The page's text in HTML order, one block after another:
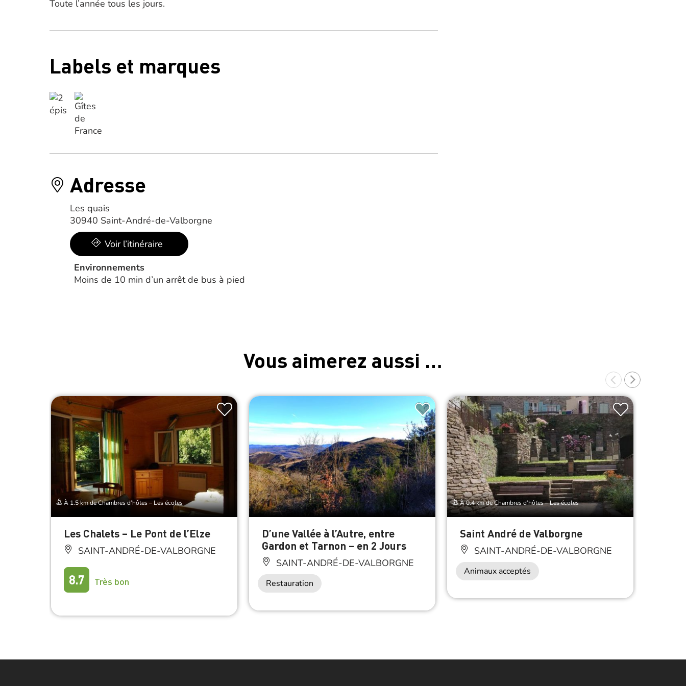
Toute l’année tous les jours.
Labels et marques
Adresse
Les quais
30940 Saint-André-de-Valborgne
Voir l’itinéraire
Environnements
Moins de 10 min d’un arrêt de bus à pied
Vous aimerez aussi …
À 1.5 km de Chambres d’hôtes – Les écoles
Les Chalets – Le Pont de l’Elze
SAINT-ANDRÉ-DE-VALBORGNE
8.7 Très bon
D’une Vallée à l’Autre, entre
Gardon et Tarnon – en 2 Jours
SAINT-ANDRÉ-DE-VALBORGNE
Restauration
À 0.4 km de Chambres d’hôtes – Les écoles
Saint André de Valborgne
SAINT-ANDRÉ-DE-VALBORGNE
Animaux acceptés